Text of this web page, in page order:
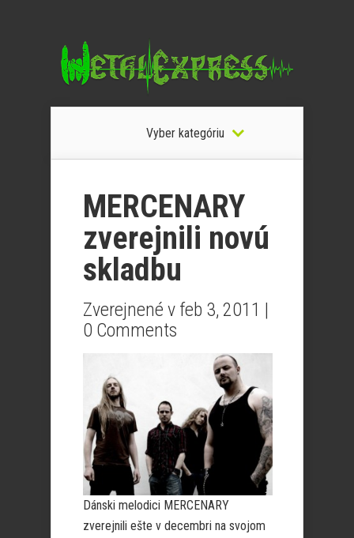
Vyber kategóriu
MERCENARY
zverejnili novú
skladbu
Zverejnené v feb 3, 2011 |
0 Comments
Dánski melodici MERCENARY
zverejnili ešte v decembri na svojom